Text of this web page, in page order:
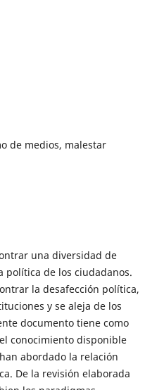
de medios, malestar
una diversidad de
política de los ciudadanos.
la desafección política,
y se aleja de los
documento tiene como
conocimiento disponible
abordado la relación
De la revisión elaborada